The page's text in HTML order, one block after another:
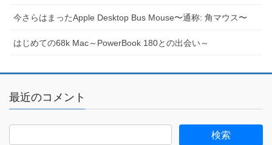
今さらはまったApple Desktop Bus Mouse〜通称: 角マウス〜
はじめての68k Mac～PowerBook 180との出会い～
最近のコメント